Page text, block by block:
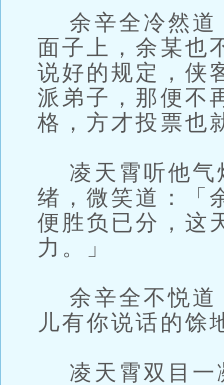
余辛全冷然道
面子上，余某也
说好的规定，侠
派弟子，那便不
格，方才投票也
凌天霄听他气
绪，微笑道：「
便胜负已分，这
力。」
余辛全不悦道
儿有你说话的馀
凌天霄双目一